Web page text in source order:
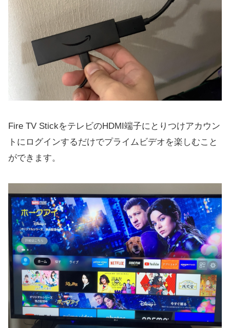
Fire TV StickをテレビのHDMI端子にとりつけアカウン
トにログインするだけでプライムビデオを楽しむこと
ができます。